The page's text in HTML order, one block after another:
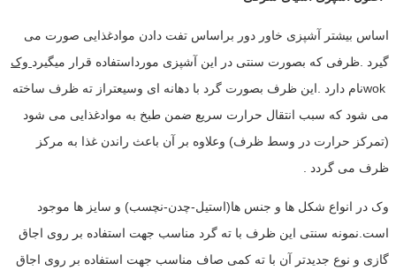
اساس بیشتر آشپزی خاور دور براساس تفت دادن موادغذایی صورت می
گیرد .ظرفی که بصورت سنتی در این آشپزی مورداستفاده قرار میگیرد وک
wokنام دارد .این ظرف بصورت گرد با دهانه ای وسیعتراز ته ظرف ساخته
می شود که سبب انتقال حرارت سریع ضمن طبخ به موادغذایی می شود
(تمرکز حرارت در وسط ظرف) وعلاوه بر آن باعث راندن غذا به مرکز
ظرف می گردد .
وک در انواع شکل ها و جنس ها(استیل-چدن-نچسب) و سایز ها موجود
است.نمونه سنتی این ظرف با ته گرد مناسب جهت استفاده بر روی اجاق
گازی و نوع جدیدتر آن با ته کمی صاف مناسب جهت استفاده بر روی اجاق